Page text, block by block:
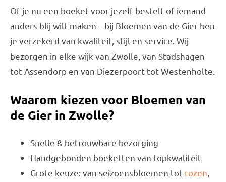
Of je nu een boeket voor jezelf bestelt of iemand
anders blij wilt maken – bij Bloemen van de Gier ben
je verzekerd van kwaliteit, stijl en service. Wij
bezorgen in elke wijk van Zwolle, van Stadshagen
tot Assendorp en van Diezerpoort tot Westenholte.
Waarom kiezen voor Bloemen van
de Gier in Zwolle?
Snelle & betrouwbare bezorging
Handgebonden boeketten van topkwaliteit
Grote keuze: van seizoensbloemen tot rozen